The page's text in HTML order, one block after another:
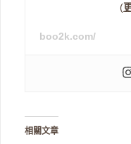
(
boo2k.com/
相關文章